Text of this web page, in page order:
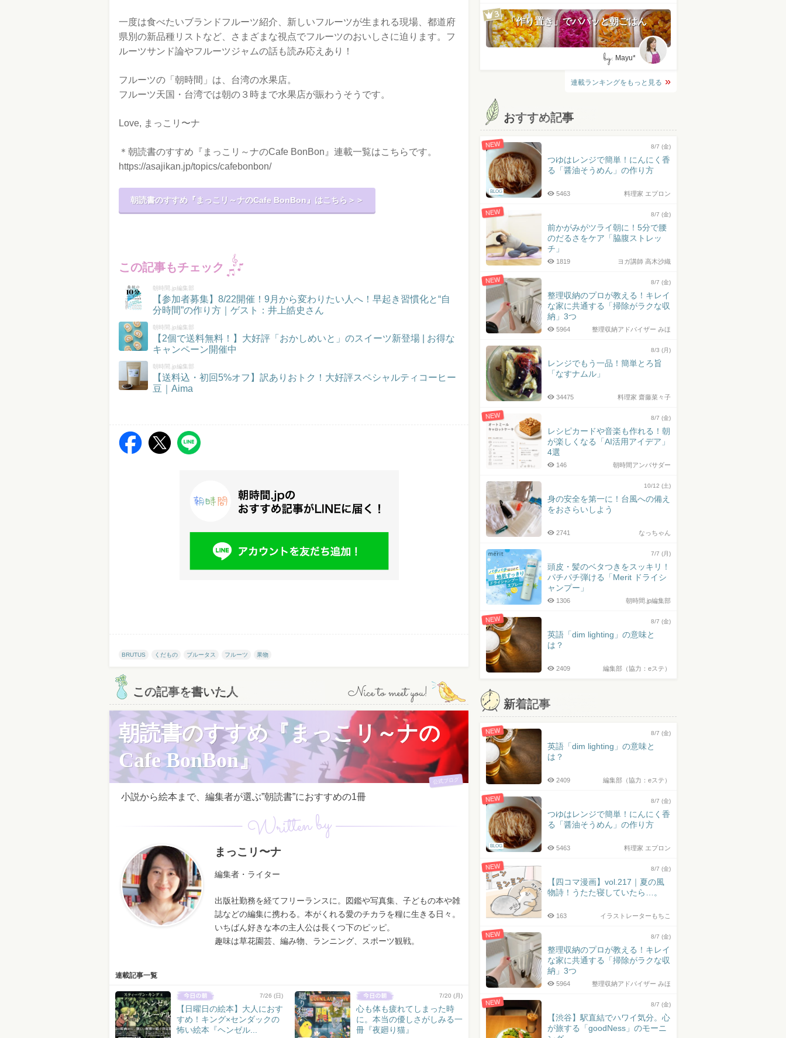
一度は食べたいブランドフルーツ紹介、新しいフルーツが生まれる現場、都道府
県別の新品種リストなど、さまざまな視点でフルーツのおいしさに迫ります。フ
ルーツサンド論やフルーツジャムの話も読み応えあり！
フルーツの「朝時間」は、台湾の水果店。
フルーツ天国・台湾では朝の３時まで水果店が賑わうそうです。
Love, まっこリ〜ナ
＊朝読書のすすめ『まっこリ～ナのCafe BonBon』連載一覧はこちらです。
https://asajikan.jp/topics/cafebonbon/
朝読書のすすめ『まっこリ～ナのCafe BonBon』はこちら＞＞
この記事もチェック
朝時間.jp編集部
【参加者募集】8/22開催！9月から変わりたい人へ！早起き習慣化と“自
分時間”の作り方｜ゲスト：井上皓史さん
朝時間.jp編集部
【2個で送料無料！】大好評「おかしめいと」のスイーツ新登場 | お得な
キャンペーン開催中
朝時間.jp編集部
【送料込・初回5%オフ】訳ありおトク！大好評スペシャルティコーヒー
豆｜Aima
BRUTUS くだもの ブルータス フルーツ 果物
この記事を書いた人 Nice to meet you!
朝読書のすすめ『まっこリ～ナの
Cafe BonBon』
公式ブログ
小説から絵本まで、編集者が選ぶ”朝読書”におすすめの1冊
Written by
まっこリ〜ナ
編集者・ライター
出版社勤務を経てフリーランスに。図鑑や写真集、子どもの本や雑
誌などの編集に携わる。本がくれる愛のチカラを糧に生きる日々。
いちばん好きな本の主人公は長くつ下のピッピ。
趣味は草花園芸、編み物、ランニング、スポーツ観戦。
連載記事一覧
7/26 (日)
【日曜日の絵本】大人におす
すめ！キング×センダックの
怖い絵本『ヘンゼル...
7/20 (月)
心も体も疲れてしまった時
に。本当の優しさがしみる一
冊『夜廻り猫』
「作り置き」でパパッと朝ごはん
by: Mayu*
連載ランキングをもっと見る
おすすめ記事
NEW
BLOG
8/7 (金)
つゆはレンジで簡単！にんにく香
る「醤油そうめん」の作り方
料理家 エプロン
5463
NEW 8/7 (金)
前かがみがツライ朝に！5分で腰
のだるさをケア「脇腹ストレッ
チ」
ヨガ講師 高木沙織
1819
NEW 8/7 (金)
整理収納のプロが教える！キレイ
な家に共通する「掃除がラクな収
納」3つ
整理収納アドバイザー みほ
5964
8/3 (月)
レンジでもう一品！簡単とろ旨
「なすナムル」
料理家 齋藤菜々子
34475
NEW 8/7 (金)
レシピカードや音楽も作れる！朝
が楽しくなる「AI活用アイデア」
4選
朝時間アンバサダー
146
10/12 (土)
身の安全を第一に！台風への備え
をおさらいしよう
なっちゃん
2741
7/7 (月)
頭皮・髪のベタつきをスッキリ！
パチパチ弾ける「Merit ドライシ
ャンプー」
朝時間.jp編集部
1306
NEW 8/7 (金)
英語「dim lighting」の意味と
は？
編集部（協力：eステ）
2409
新着記事
NEW 8/7 (金)
英語「dim lighting」の意味と
は？
編集部（協力：eステ）
2409
NEW
BLOG
8/7 (金)
つゆはレンジで簡単！にんにく香
る「醤油そうめん」の作り方
料理家 エプロン
5463
NEW 8/7 (金)
【四コマ漫画】vol.217｜夏の風
物詩！うたた寝していたら…。
イラストレーターもちこ
163
NEW 8/7 (金)
整理収納のプロが教える！キレイ
な家に共通する「掃除がラクな収
納」3つ
整理収納アドバイザー みほ
5964
NEW 8/7 (金)
【渋谷】駅直結でハワイ気分。心
が旅する「goodNess」のモーニ